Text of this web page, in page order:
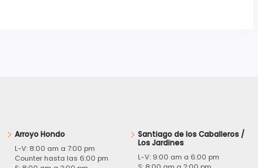
Arroyo Hondo
L-V: 8:00 am a 7:00 pm
Counter hasta las 6:00 pm
Santiago de los Caballeros /
Los Jardines
L-V: 9:00 am a 6:00 pm